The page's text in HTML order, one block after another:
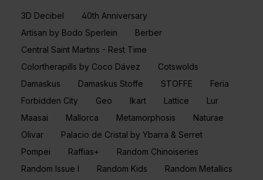
3D Decibel
40th Anniversary
Artisan by Bodo Sperlein
Berber
Central Saint Martins - Rest Time
Colortherapills by Coco Dávez
Cotswolds
Damaskus
Damaskus Stoffe STOFFE
Feria
Forbidden City
Geo Ikart Lattice
Lur
Maasai
Mallorca Metamorphosis
Naturae
Olivar
Palacio de Cristal by Ybarra & Serret
Pompei
Raffias+
Random Chinoiseries
Random Issue I
Random Kids
Random Metallics